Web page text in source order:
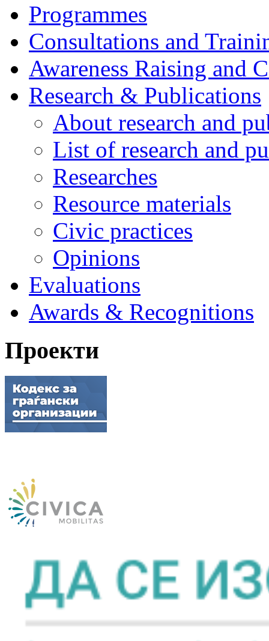
Programmes
Consultations and
Awareness Raising and
Research & Publications
About research and
List of research and
Researches
Resource materials
Civic practices
Opinions
Evaluations
Awards & Recognitions
Проекти